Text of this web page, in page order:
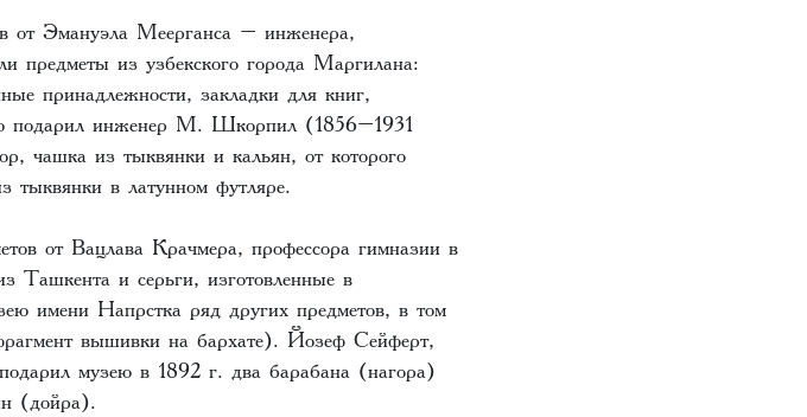
от Эмануэла Меерганса – инженера,
предметы из узбекского города Маргилана:
принадлежности, закладки для книг,
подарил инженер M. Шкорпил (1856–1931
чашка из тыквянки и кальян, от которого
тыквянки в латунном футляре.
от Вацлава Крачмера, профессора гимназии в
Ташкента и серьги, изготовленные в
имени Напрстка ряд других предметов, в том
вышивки на бархате). Йозеф Сейферт,
музею в 1892 г. два барабана (нагора)
(дойра).